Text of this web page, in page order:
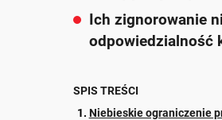
Ich zignorowanie
odpowiedzialność
SPIS TREŚCI
Niebieskie ograniczenie